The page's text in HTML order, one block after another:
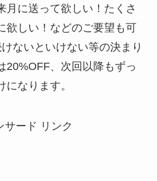
月に送って欲しい！たくさ
欲しい！などのご要望も可
ないといけない等の決まり
20%OFF、次回以降もずっ
になります。
サード リンク